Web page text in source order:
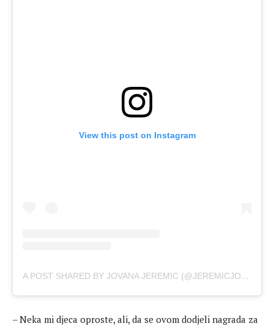
View this post on Instagram
A POST SHARED BY JOVANA JEREMIC (@JEREMICJOVANA)
– Neka mi djeca oproste, ali, da se ovom dodjeli nagrada za